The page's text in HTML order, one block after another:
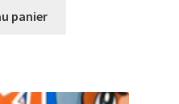
panier